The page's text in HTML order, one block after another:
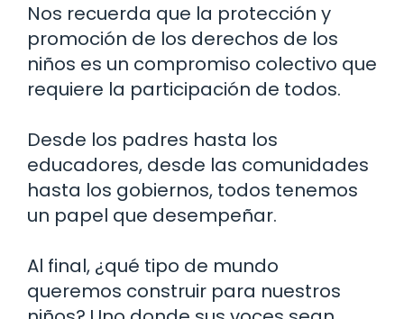
Nos recuerda que la protección y
promoción de los derechos de los
niños es un compromiso colectivo que
requiere la participación de todos.
Desde los padres hasta los
educadores, desde las comunidades
hasta los gobiernos, todos tenemos
un papel que desempeñar.
Al final, ¿qué tipo de mundo
queremos construir para nuestros